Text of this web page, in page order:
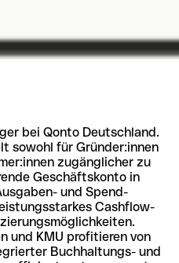
bei Qonto Deutschland.
sowohl für Gründer:innen
zugänglicher zu
Geschäftskonto in
und Spend-
Cashflow-
und KMU profitieren von
Buchhaltungs- und